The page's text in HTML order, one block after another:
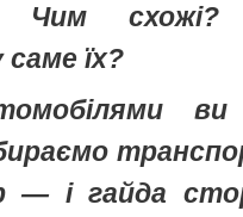
Чим
їх?
ви
— і гайда